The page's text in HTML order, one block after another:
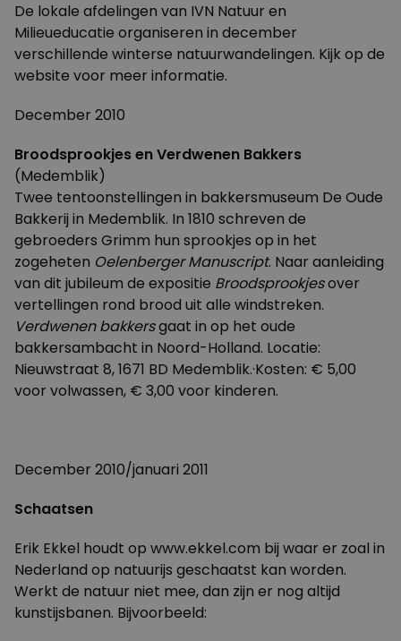
De lokale afdelingen van IVN Natuur en
Milieueducatie organiseren in december
verschillende winterse natuurwandelingen. Kijk op de
website voor meer informatie.
December 2010
Broodsprookjes en Verdwenen Bakkers
(Medemblik)
Twee tentoonstellingen in bakkersmuseum De Oude
Bakkerij in Medemblik. In 1810 schreven de
gebroeders Grimm hun sprookjes op in het
zogeheten Oelenberger Manuscript. Naar aanleiding
van dit jubileum de expositie Broodsprookjesover
vertellingen rond brood uit alle windstreken.
Verdwenen bakkersgaat in op het oude
bakkersambacht in Noord-Holland. Locatie:
Nieuwstraat 8, 1671 BD Medemblik.·Kosten: € 5,00
voor volwassen, € 3,00 voor kinderen.
December 2010/januari 2011
Schaatsen
Erik Ekkel houdt op www.ekkel.com bij waar er zoal in
Nederland op natuurijs geschaatst kan worden.
Werkt de natuur niet mee, dan zijn er nog altijd
kunstijsbanen. Bijvoorbeeld: